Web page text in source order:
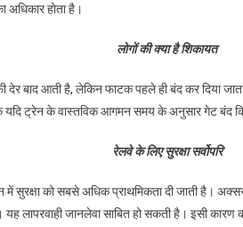
अधिकार होता है।
लोगों की क्या है शिकायत
देर बाद आती है, लेकिन फाटक पहले ही बंद कर दिया
यदि ट्रेन के वास्तविक आगमन समय के अनुसार गेट बंद
रेलवे के लिए सुरक्षा सर्वोपरि
सुरक्षा को सबसे अधिक प्राथमिकता दी जाती है।
लापरवाही जानलेवा साबित हो सकती है। इसी